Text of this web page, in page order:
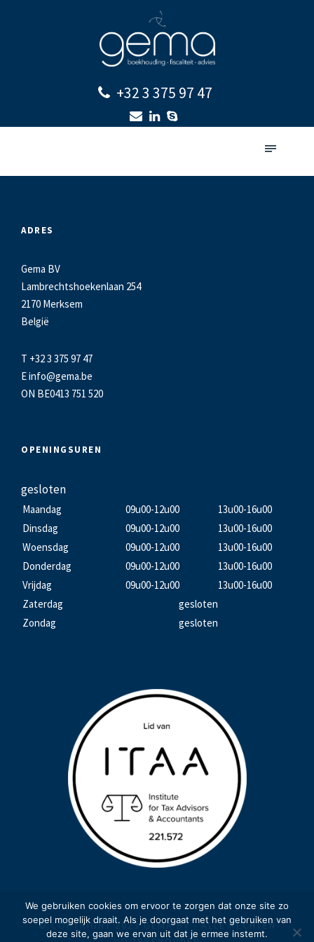
+32 3 375 97 47
ADRES
Gema BV
Lambrechtshoekenlaan 254
2170 Merksem
België
T +32 3 375 97 47
Einfo@gema.be
ON BE0413 751 520
OPENINGSUREN
gesloten
Maandag 09u00-12u00
13u00-16u00
Dinsdag
09u00-12u00
13u00-16u00
Woensdag
09u00-12u00
13u00-16u00
Donderdag
09u00-12u00
13u00-16u00
Vrijdag
09u00-12u00
13u00-16u00
Zaterdag
gesloten
Zondag
gesloten
© COPYRIGHT 2023 GEMA BV - ALLE RECHTEN
We gebruiken cookies om ervoor te zorgen dat onze site zo
soepel mogelijk draait. Als je doorgaat met het gebruiken van
deze site, gaan we ervan uit dat je ermee instemt.